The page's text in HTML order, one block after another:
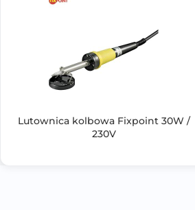
Lutownica kolbowa Fixpoint 30W /
230V